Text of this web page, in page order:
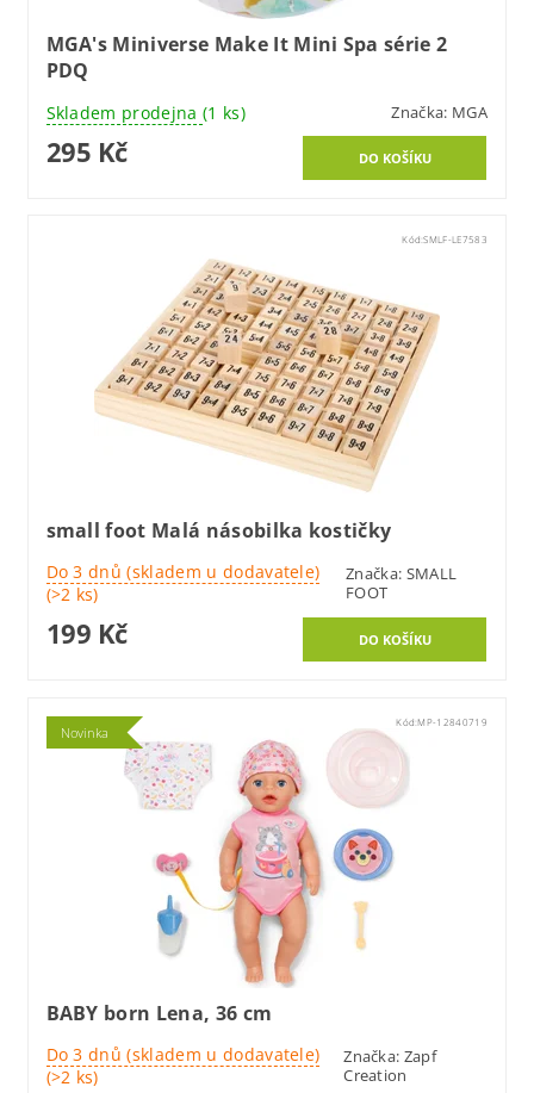
MGA's Miniverse Make It Mini Spa série 2
PDQ
Skladem prodejna (1 ks) Značka: MGA
295 Kč
Kód:SMLF-LE7583
small foot Malá násobilka kostičky
Do 3 dnů (skladem u dodavatele)
(>2 ks)
Značka: SMALL
FOOT
199 Kč
Novinka
Kód:MP-12840719
BABY born Lena, 36 cm
Do 3 dnů (skladem u dodavatele)
(>2 ks)
Značka: Zapf
Creation